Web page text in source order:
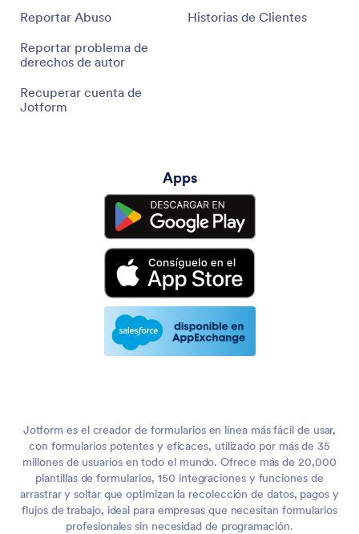
Reportar Abuso
Reportar problema de
derechos de autor
Recuperar cuenta de
Jotform
Historias de Clientes
Apps
Jotform es el creador de formularios en línea más fácil de usar,
con formularios potentes y eficaces, utilizado por más de 35
millones de usuarios en todo el mundo. Ofrece más de 20,000
plantillas de formularios, 150 integraciones y funciones de
arrastrar y soltar que optimizan la recolección de datos, pagos y
flujos de trabajo, ideal para empresas que necesitan formularios
profesionales sin necesidad de programación.